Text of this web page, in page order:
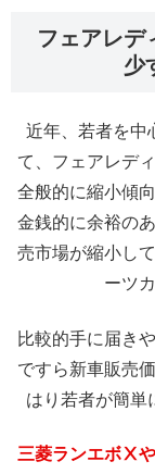
フェアレデ
少
近年、若者を中
て、フェアレデ
全般的に縮小傾
金銭的に余裕の
売市場が縮小し
ーツ
比較的手に届き
ですら新車販売
はり若者が簡単
三菱ランエボⅩ